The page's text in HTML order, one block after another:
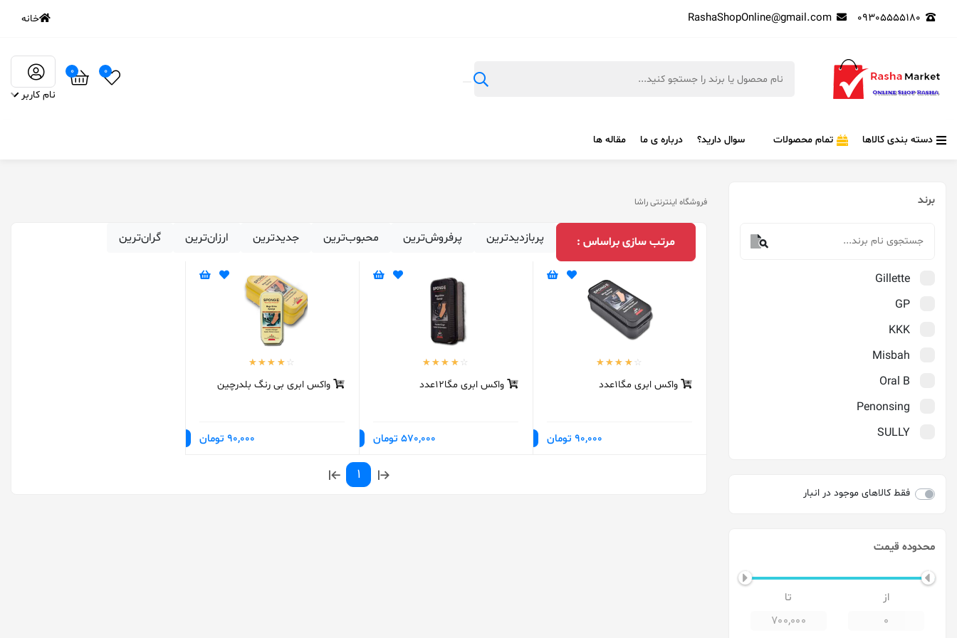
09305555180
RashaShopOnline@gmail.com خانه
0
0
نام کاربر
دسته بندی کالاها تمام محصولات سوال دارید؟ درباره ی ما مقاله ها
برند
Gillette
GP
KKK
Misbah
Oral B
Penonsing
SULLY
فقط کالاهای موجود در انبار
محدوده قیمت
فروشگاه اینترنتی راشا
مرتب‌ سازی براساس : پربازدیدترین پرفروش‌ترین محبوب‌ترین ‌جدیدترین ارزان‌ترین گران‌ترین
واکس ابری مگا1عدد
90,000 تومان
واکس ابری مگا12عدد
570,000 تومان
واکس ابری بی رنگ بلدرچین
90,000 تومان
1